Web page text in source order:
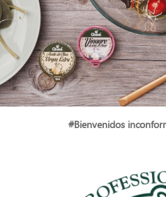
#Bienvenidos